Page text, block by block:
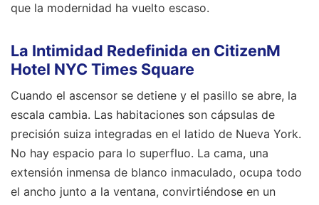
que la modernidad ha vuelto escaso.
La Intimidad Redefinida en CitizenM
Hotel NYC Times Square
Cuando el ascensor se detiene y el pasillo se abre, la
escala cambia. Las habitaciones son cápsulas de
precisión suiza integradas en el latido de Nueva York.
No hay espacio para lo superfluo. La cama, una
extensión inmensa de blanco inmaculado, ocupa todo
el ancho junto a la ventana, convirtiéndose en un